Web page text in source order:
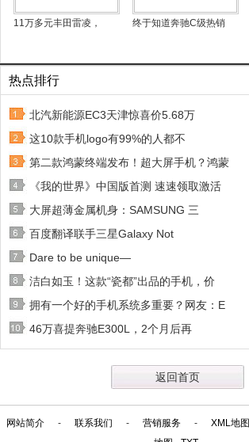
11万多元丰田雷凌， 终于知道奔驰C级热销
热点排行
北汽新能源EC3天津惊喜价5.68万
这10款手机logo有99%的人都不
第二款鸿蒙终端发布！超大屏手机？鸿蒙
《我的世界》中国版首测 速速领取激活
大屏超薄金属机身：SAMSUNG 三
百度翻译联手三星Galaxy Not
Dare to be unique—
洁白如玉！这款“瓷都”出品的手机，价
拥有一个好的手机系统多重要？网友：E
46万喜提奔驰E300L，2个月后再
返回首页
网站简介 - 联系我们 - 营销服务 - XML地图